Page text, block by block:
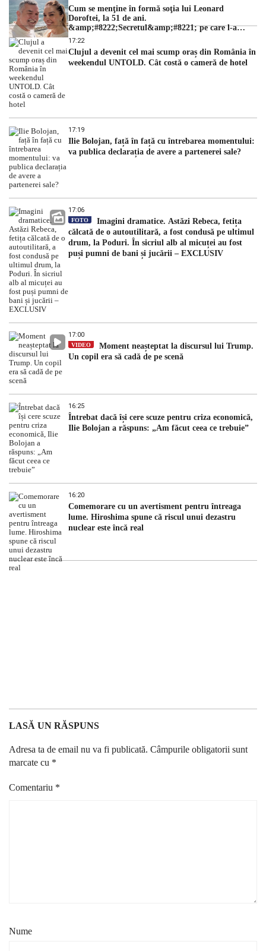
Cum se menţine în formă soţia lui Leonard
Doroftei, la 51 de ani.
&amp;#8222;Secretul&amp;#8221; pe care l-a
dezvăluit
17:22
Clujul a devenit cel mai scump oraș din România în
weekendul UNTOLD. Cât costă o cameră de hotel
17:19
Ilie Bolojan, față în față cu întrebarea momentului:
va publica declarația de avere a partenerei sale?
17:06
FOTO
Imagini dramatice. Astăzi Rebeca, fetița
călcată de o autoutilitară, a fost condusă pe ultimul
drum, la Poduri. În sicriul alb al micuței au fost
puși pumni de bani și jucării – EXCLUSIV
17:00
VIDEO
Moment neașteptat la discursul lui Trump.
Un copil era să cadă de pe scenă
16:25
Întrebat dacă își cere scuze pentru criza economică,
Ilie Bolojan a răspuns: „Am făcut ceea ce trebuie”
16:20
Comemorare cu un avertisment pentru întreaga
lume. Hiroshima spune că riscul unui dezastru
nuclear este încă real
LASĂ UN RĂSPUNS
Adresa ta de email nu va fi publicată. Câmpurile obligatorii sunt
marcate cu *
Comentariu *
Nume